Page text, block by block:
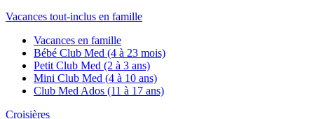
Vacances tout-inclus en famille
Vacances en famille
Bébé Club Med (4 à 23 mois)
Petit Club Med (2 à 3 ans)
Mini Club Med (4 à 10 ans)
Club Med Ados (11 à 17 ans)
Croisières